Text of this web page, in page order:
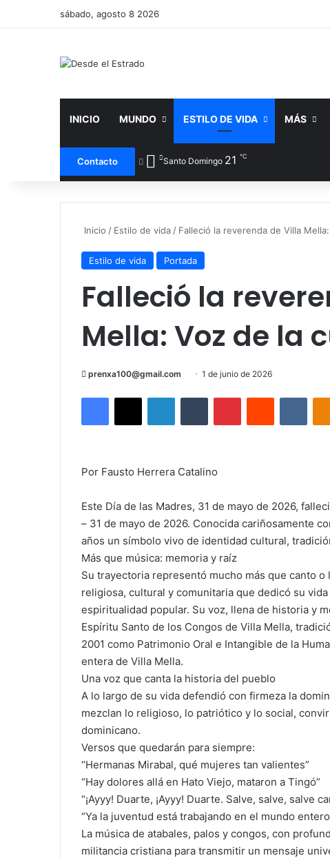
sábado, agosto 8 2026
INICIO MUNDO ESTILO DE VIDA MÁS
Contacto Santo Domingo 21 ℃
Inicio / Estilo de vida / Falleció la reverenda de Villa
Estilo de vida Portada
Falleció la
Mella: Voz de la
prenxa100@gmail.com
Send1 de junio de 2026
Facebook
X LinkedInTumblr PinterestReddit
Por Fausto Herrera Catalino
Este Día de las Madres, 31 de mayo de 2026,
– 31 de mayo de 2026. Conocida cariñosamente
años un símbolo vivo de identidad cultural,
Más que música: memoria y raíz
Su trayectoria representó mucho más que canto
religiosa, cultural y comunitaria que dedicó su
espiritualidad popular. Su voz, llena de historia y
Espíritu Santo de los Congos de Villa Mella,
2001 como Patrimonio Oral e Intangible de la
entera de Villa Mella.
Una voz que canta la historia del pueblo
A lo largo de su vida defendió con firmeza la
mezclan lo religioso, lo patriótico y lo social,
dominicano.
Versos que quedarán para siempre:
“Hermanas Mirabal, qué mujeres tan valientes”
“Hay dolores allá en Hato Viejo, mataron a Tingó”
“¡Ayyy! Duarte, ¡Ayyy! Duarte. Salve, salve, salve
“Ya la juventud está trabajando en el mundo
La música de atabales, palos y congos, con
militancia cristiana para transmitir un mensaje